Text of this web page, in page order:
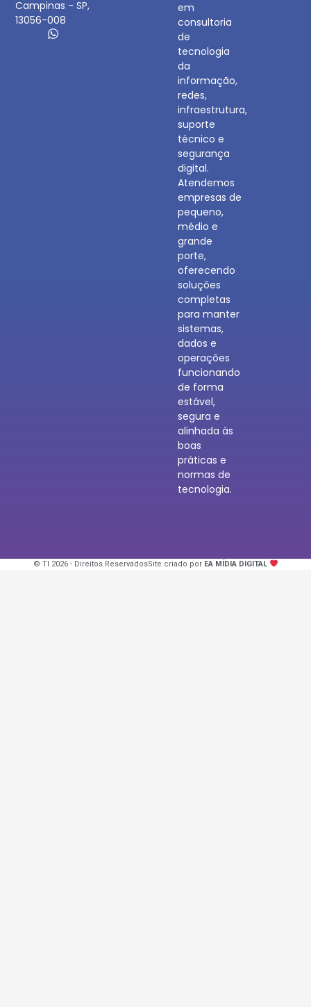
Campinas - SP,
13056-008
em
consultoria
de
tecnologia
da
informação,
redes,
infraestrutura,
suporte
técnico e
segurança
digital.
Atendemos
empresas de
pequeno,
médio e
grande
porte,
oferecendo
soluções
completas
para manter
sistemas,
dados e
operações
funcionando
de forma
estável,
segura e
alinhada às
boas
práticas e
normas de
tecnologia.
© TI 2026 - Direitos ReservadosSite criado por EA MÍDIA DIGITAL